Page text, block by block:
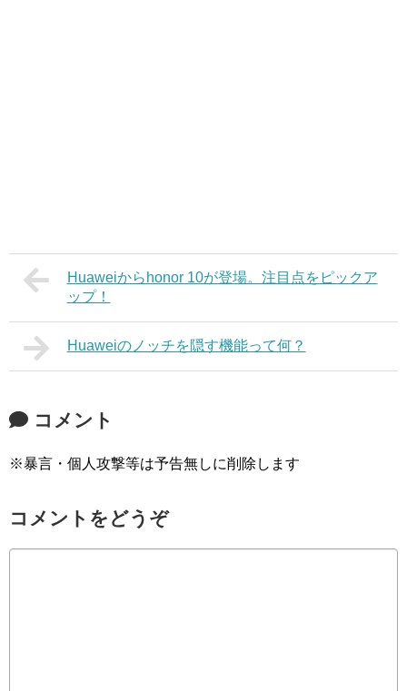
Huaweiからhonor 10が登場。注目点をピックア
ップ！
Huaweiのノッチを隠す機能って何？
コメント
※暴言・個人攻撃等は予告無しに削除します
コメントをどうぞ